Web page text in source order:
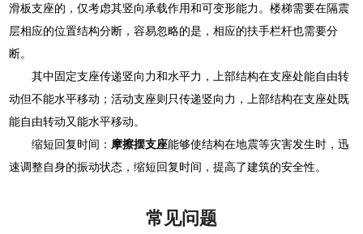
滑板支座的，仅考虑其竖向承载作用和可变形能力。楼梯需要在隔震
层相应的位置结构分断，容易忽略的是，相应的扶手栏杆也需要分
断。
其中固定支座传递竖向力和水平力，上部结构在支座处能自由转
动但不能水平移动；活动支座则只传递竖向力，上部结构在支座处既
能自由转动又能水平移动。
缩短回复时间： 摩擦摆支座能够使结构在地震等灾害发生时，迅
速调整自身的振动状态，缩短回复时间，提高了建筑的安全性。
常见问题